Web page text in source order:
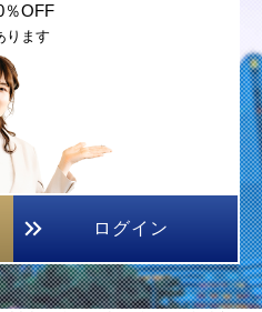
％OFF
ります
ログイン